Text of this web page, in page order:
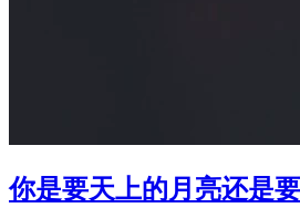
你是要天上的月亮还是